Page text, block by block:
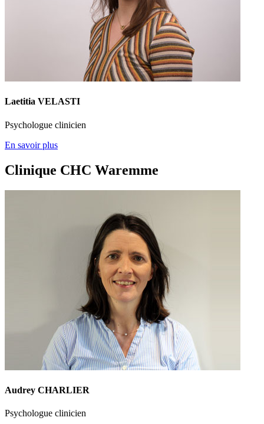
Laetitia VELASTI
Psychologue clinicien
En savoir plus
Clinique CHC Waremme
Audrey CHARLIER
Psychologue clinicien